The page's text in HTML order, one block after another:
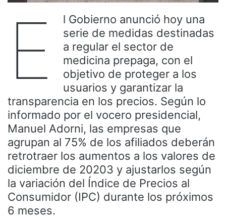
E
l Gobierno anunció hoy una
serie de medidas destinadas
a regular el sector de
medicina prepaga, con el
objetivo de proteger a los
usuarios y garantizar la
transparencia en los precios. Según lo
informado por el vocero presidencial,
Manuel Adorni, las empresas que
agrupan al 75% de los afiliados deberán
retrotraer los aumentos a los valores de
diciembre de 20203 y ajustarlos según
la variación del Índice de Precios al
Consumidor (IPC) durante los próximos
6 meses.